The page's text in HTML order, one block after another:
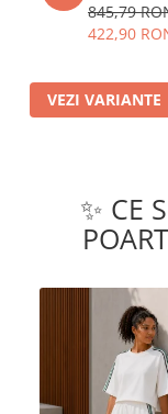
845,79
422,90
VEZI VARIANTE
✨ CE